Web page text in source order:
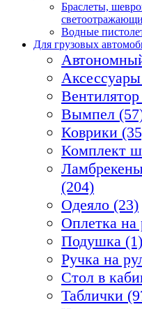
Браслеты,
Водные
Для грузовых
Вымпел
Коврики
Комплект
(204)
Одеяло (23)
Оплетка на
Подушка (1)
Ручка на
Стол в
Таблички